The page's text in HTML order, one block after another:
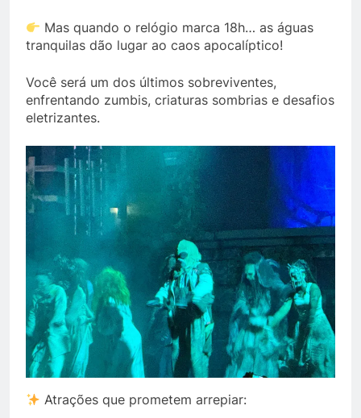
Mas quando o relógio marca 18h… as águas
tranquilas dão lugar ao caos apocalíptico!
Você será um dos últimos sobreviventes,
enfrentando zumbis, criaturas sombrias e desafios
eletrizantes.
Atrações que prometem arrepiar: